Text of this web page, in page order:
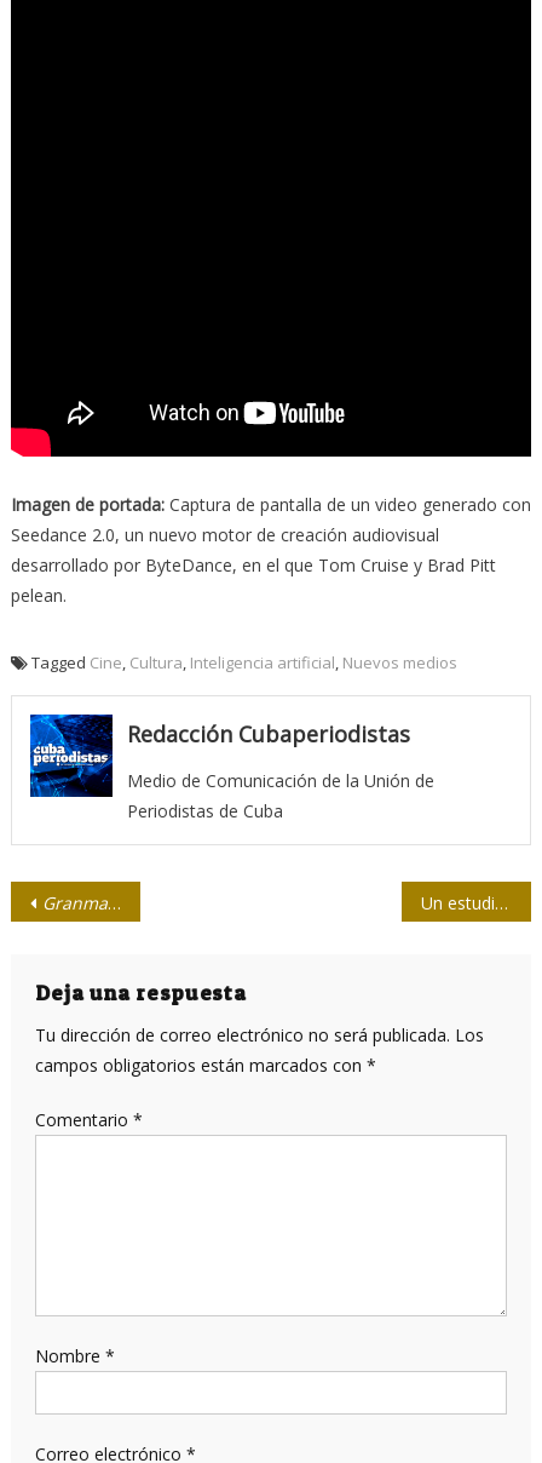
Imagen de portada:Captura de pantalla de un video generado con
Seedance 2.0, un nuevo motor de creación audiovisual
desarrollado por ByteDance, en el que Tom Cruise y Brad Pitt
pelean.
Tagged Cine, Cultura, Inteligencia artificial, Nuevos medios
Redacción Cubaperiodistas
Medio de Comunicación de la Unión de
Periodistas de Cuba
Navegación
entradas
Granmaen la experiencia comunicacional latinoamericanaUn estudio muestra que leyendo libros usted vivirá dos años más
Deja una respuesta
Tu dirección de correo electrónico no será publicada. Los
campos obligatorios están marcados con *
Comentario *
Nombre *
Correo electrónico *